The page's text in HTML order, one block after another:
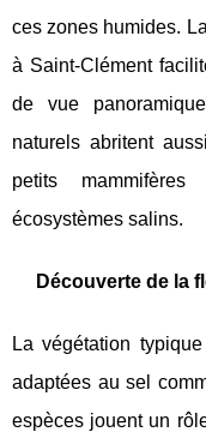
ces zones humides.
à Saint-Clément
de vue
naturels abritent
petits
écosystèmes salins.
Découverte de la
La végétation
adaptées au sel
espèces jouent un